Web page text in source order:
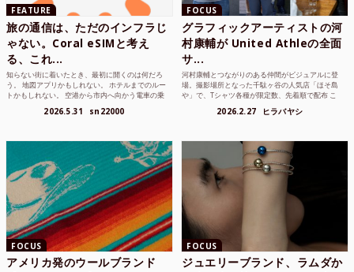
FEATURE
旅の通信は、ただのインフラじ
ゃない。Coral eSIMと考え
る、これ...
知らない街に着いたとき、最初に開くのは何だろ
う。 地図アプリかもしれない。 ホテルまでのルー
トかもしれない。 空港から市内へ向かう電車の乗
2026.5.31 sn22000
FOCUS
グラフィックアーティストの河
村康輔が United Athleの全面
サ...
河村康輔とつながりのある仲間がビジュアルに登
場。撮影場所となった千駄ヶ谷の人気店「ほそ島
や」で、Tシャツ各種が限定数、先着順で配布 こ
2026.2.27 ヒラバヤシ
FOCUS
アメリカ発のウールブランド
FOCUS
ジュエリーブランド、ラムダか